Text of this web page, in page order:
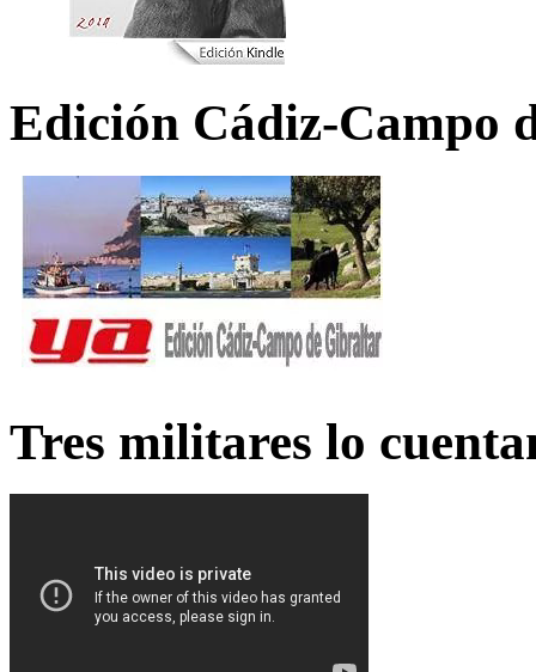
Edición Cádiz-Campo
Tres militares lo